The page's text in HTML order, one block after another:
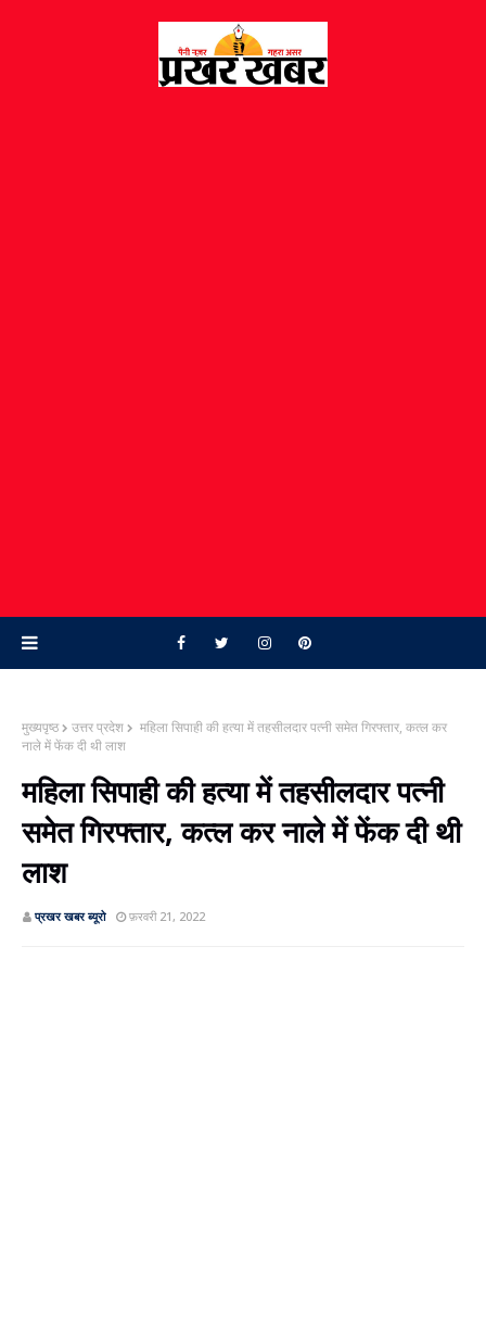
मुख्यपृष्ठ उत्तर प्रदेश
महिला सिपाही की हत्‍या में तहसीलदार पत्नी समेत गिरफ्तार, कत्‍ल कर
नाले में फेंक दी थी लाश
महिला सिपाही की हत्‍या में तहसीलदार पत्नी
समेत गिरफ्तार, कत्‍ल कर नाले में फेंक दी थी
लाश
प्रखर खबर ब्‍यूरो फ़रवरी 21, 2022